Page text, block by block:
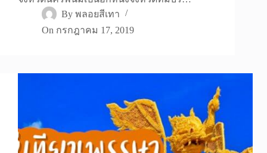
By พลอยสีเทา
On กรกฎาคม 17, 2019